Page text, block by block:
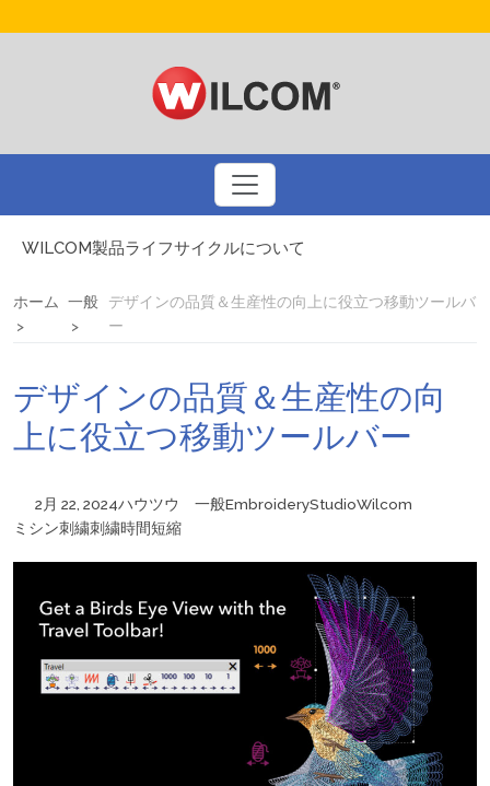
WILCOM製品ライフサイクルについて
刺繍業界大手のBinatedとのインタビュー
3Dパフ刺繍についてのQ&A
自動デジタイズによるスマートなデザインアプローチ
WILCOM製品に関するお問い合わせ
ホーム 一般
デザインの品質＆生産性の向上に役立つ移動ツールバ
ー
デザインの品質＆生産性の向
上に役立つ移動ツールバー
2月 22, 2024ハウツウ 一般EmbroideryStudioWilcom
ミシン刺繍刺繍時間短縮